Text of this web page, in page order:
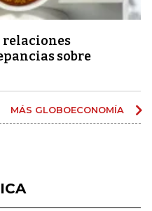
relaciones
sobre
MÁS GLOBOECONOMÍA